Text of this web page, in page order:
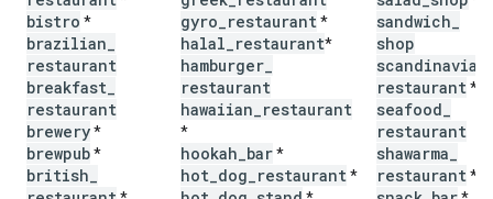
bistro *
brazilian
restaurant
breakfast
restaurant
brewery*
brewpub*
british
gyro restaurant*
halal restaurant*
hamburger
restaurant
hawaiian restaurant
*
hookah bar*
hot dog restaurant*
sandwich
shop
scandinavian
restaurant*
seafood
restaurant
shawarma
restaurant*